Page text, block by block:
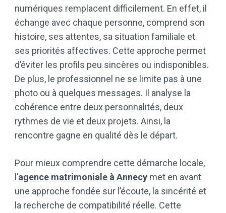
numériques remplacent difficilement. En effet, il
échange avec chaque personne, comprend son
histoire, ses attentes, sa situation familiale et
ses priorités affectives. Cette approche permet
d’éviter les profils peu sincères ou indisponibles.
De plus, le professionnel ne se limite pas à une
photo ou à quelques messages. Il analyse la
cohérence entre deux personnalités, deux
rythmes de vie et deux projets. Ainsi, la
rencontre gagne en qualité dès le départ.
Pour mieux comprendre cette démarche locale,
l’agence matrimoniale à Annecy met en avant
une approche fondée sur l’écoute, la sincérité et
la recherche de compatibilité réelle. Cette